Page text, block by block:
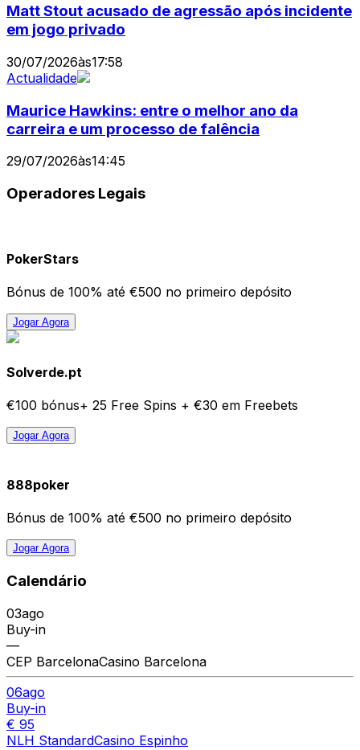
Matt Stout acusado de agressão após incidente
em jogo privado
30/07/2026às17:58
Actualidade
Maurice Hawkins: entre o melhor ano da
carreira e um processo de falência
29/07/2026às14:45
Operadores Legais
PokerStars
Bónus de 100% até €500 no primeiro depósito
Jogar Agora
Solverde.pt
€100 bónus+ 25 Free Spins + €30 em Freebets
Jogar Agora
888poker
Bónus de 100% até €500 no primeiro depósito
Jogar Agora
Calendário
03ago
Buy-in
—
CEP BarcelonaCasino Barcelona
06ago
Buy-in
€ 95
NLH StandardCasino Espinho